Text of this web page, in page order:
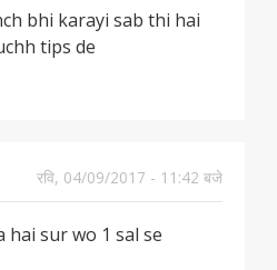
bhi karayi sab thi hai
tips de
रवि, 04/09/2017 - 11:42 बजे
sur wo 1 sal se